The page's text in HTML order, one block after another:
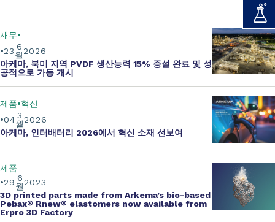
6
월
23 2026
재무
아케마, 북미 지역 PVDF 생산능력 15% 증설 완료 및 성
공적으로 가동 개시
3
월
04 2026
제품 혁신
아케마, 인터배터리 2026에서 혁신 소재 선보여
6
월
29 2023
제품
3D printed parts made from Arkema’s bio-based
Pebax® Rnew® elastomers now available from
Erpro 3D Factory